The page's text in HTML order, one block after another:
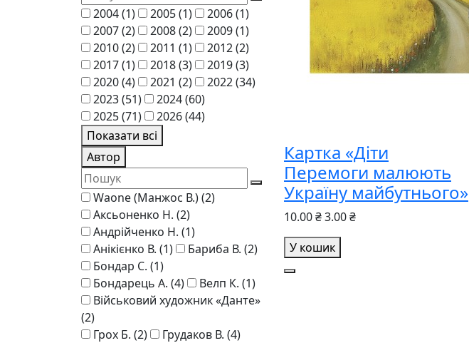
2004(1) 2005(1) 2006(1)
2007(2) 2008(2) 2009(1)
2010(2) 2011 (1) 2012(2)
2017(1) 2018(3) 2019(3)
2020(4) 2021 (2) 2022(34)
2023(51) 2024(60)
2025(71) 2026(44)
Показати всі
Автор
Waone (Манжос В.)(2)
Аксьоненко Н. (2)
Андрійченко Н. (1)
Анікієнко В. (1) Бариба В. (2)
Бондар С. (1)
Бондарець А. (4) Велп К. (1)
Військовий художник «Данте»
(2)
Грох Б. (2) Грудаков В. (4)
Картка «Діти
Перемоги малюють
Україну майбутнього»
10.00 ₴3.00 ₴
У кошик